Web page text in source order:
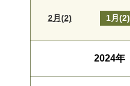
2月(2) 1月(2)
2024年